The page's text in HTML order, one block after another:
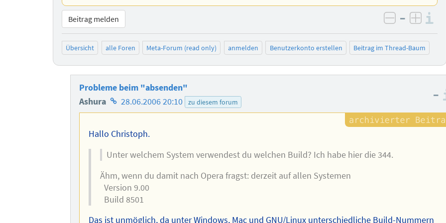
Beitrag melden negativ
–
Übersicht alle Foren Meta-Forum (read only) anmelden Benutzerkonto erstellen Beitrag im Thread-Baum
Probleme beim "absenden"
Ashura Homepage
des
Autors
28.06.2006 20:10 zu diesem forum –
Hallo Christoph.
Unter welchem System verwendest du welchen Build? Ich habe hier die 344.
Ähm, wenn du damit nach Opera fragst: derzeit auf allen Systemen
Version 9.00
Build 8501
Das ist unmöglich, da unter Windows, Mac und GNU/Linux unterschiedliche Build-Nummern